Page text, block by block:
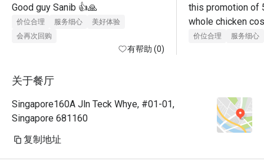
价位合理 服务细心
美好体验
会再次回购
有帮助 (0)
this promotion of
whole chicken
discount. Total
价位合理 服务细心
关于餐厅
Singapore160A Jln Teck Whye, #01-01,
Singapore 681160
复制地址